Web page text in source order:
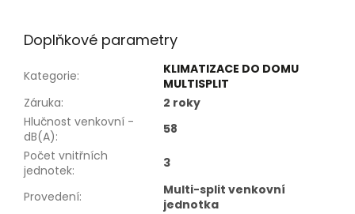
Doplňkové parametry
Kategorie:
KLIMATIZACE DO DOMU
MULTISPLIT
Záruka:
2 roky
Hlučnost venkovní -
dB(A):
58
Počet vnitřních
jednotek: 3
Provedení:
Multi-split venkovní
jednotka